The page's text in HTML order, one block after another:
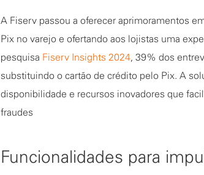
A Fiserv passou a oferecer aprimoramentos
Pix no varejo e ofertando aos lojistas uma
pesquisa Fiserv Insights 2024, 39% dos
substituindo o cartão de crédito pelo Pix. A
disponibilidade e recursos inovadores que
fraudes
Funcionalidades para